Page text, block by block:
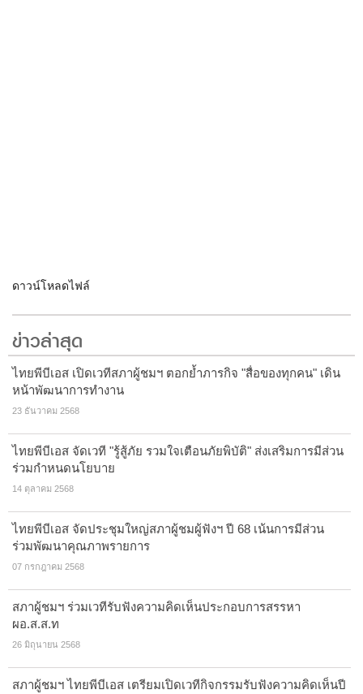
ดาวน์โหลดไฟล์
ข่าวล่าสุด
ไทยพีบีเอส เปิดเวทีสภาผู้ชมฯ ตอกย้ำภารกิจ "สื่อของทุกคน" เดิน
หน้าพัฒนาการทำงาน
23 ธันวาคม 2568
ไทยพีบีเอส จัดเวที "รู้สู้ภัย รวมใจเตือนภัยพิบัติ" ส่งเสริมการมีส่วน
ร่วมกำหนดนโยบาย
14 ตุลาคม 2568
ไทยพีบีเอส จัดประชุมใหญ่สภาผู้ชมผู้ฟังฯ ปี 68 เน้นการมีส่วน
ร่วมพัฒนาคุณภาพรายการ
07 กรกฎาคม 2568
สภาผู้ชมฯ ร่วมเวทีรับฟังความคิดเห็นประกอบการสรรหา
ผอ.ส.ส.ท
26 มิถุนายน 2568
สภาผู้ชมฯ ไทยพีบีเอส เตรียมเปิดเวทีกิจกรรมรับฟังความคิดเห็นปี